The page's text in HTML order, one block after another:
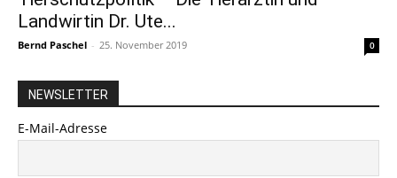
Landwirtin Dr. Ute...
Bernd Paschel - 25. November 2019 0
NEWSLETTER
E-Mail-Adresse